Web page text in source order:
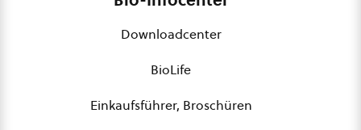
Downloadcenter
BioLife
Einkaufsführer, Broschüren